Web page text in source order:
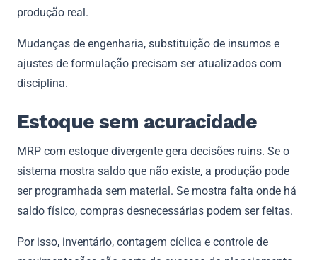
produção real.
Mudanças de engenharia, substituição de insumos e
ajustes de formulação precisam ser atualizados com
disciplina.
Estoque sem acuracidade
MRP com estoque divergente gera decisões ruins. Se o
sistema mostra saldo que não existe, a produção pode
ser programhada sem material. Se mostra falta onde há
saldo físico, compras desnecessárias podem ser feitas.
Por isso, inventário, contagem cíclica e controle de